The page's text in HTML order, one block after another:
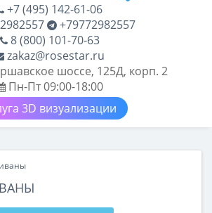
+7 (495) 142-61-06
+79772982557
8 (800) 101-70-63
zakaz@rosestar.ru
шоссе, 125Д, корп. 2
Пн-Пт 09:00-18:00
3D визуализации